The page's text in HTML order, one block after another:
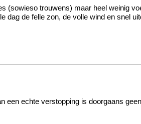
(sowieso trouwens) maar heel weinig
dag de felle zon, de volle wind en snel
een echte verstopping is doorgaans